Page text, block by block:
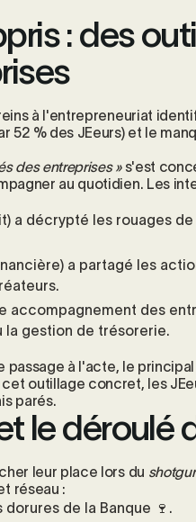
: des
à l'entrepreneuriat
52 % des JEeurs) et le
des entreprises »s'est
au quotidien. Les
a décrypté les rouages
a partagé les
accompagnement des
la gestion de trésorerie.
à l'acte, le
outillage concret, les
parés.
le déroulé
leur place lors du
réseau :
de la Banque 🍷.